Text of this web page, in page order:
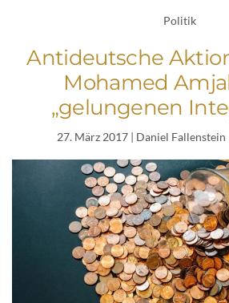
Politik
Antideutsche
Mohamed
„gelungenen
27. März 2017| Daniel Fallenstein